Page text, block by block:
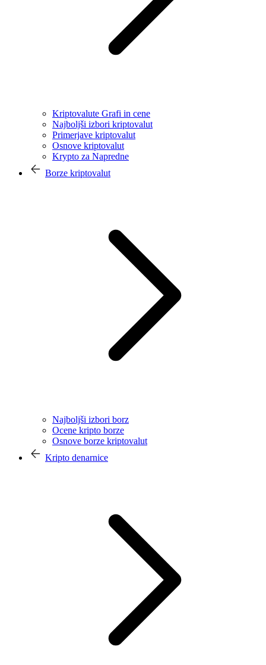
Kriptovalute Grafi in cene
Najboljši izbori kriptovalut
Primerjave kriptovalut
Osnove kriptovalut
Krypto za Napredne
Borze kriptovalut
Najboljši izbori borz
Ocene kripto borze
Osnove borze kriptovalut
Kripto denarnice